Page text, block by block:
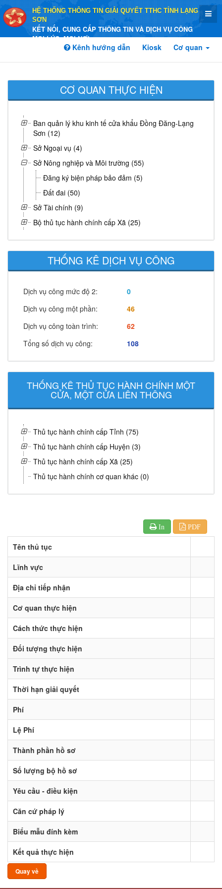
HỆ THỐNG THÔNG TIN GIẢI QUYẾT TTHC TỈNH LẠNG
SƠN
KẾT NỐI, CUNG CẤP THÔNG TIN VÀ DỊCH VỤ CÔNG
MỌI LÚC, MỌI NƠI
Kênh hướng dẫn Kiosk Cơ quan
CƠ QUAN THỰC HIỆN
Ban quản lý khu kinh tế cửa khẩu Đồng Đăng-Lạng
Sơn (12)
Sở Ngoại vụ (4)
Sở Nông nghiệp và Môi trường (55)
Đăng ký biện pháp bảo đảm (5)
Đất đai (50)
Sở Tài chính (9)
Bộ thủ tục hành chính cấp Xã (25)
THỐNG KÊ DỊCH VỤ CÔNG
Dịch vụ công mức độ 2:
0
Dịch vụ công một phần:
46
Dịch vụ công toàn trình:
62
Tổng số dịch vụ công:
108
THỐNG KÊ THỦ TỤC HÀNH CHÍNH MỘT
CỬA, MỘT CỬA LIÊN THÔNG
Thủ tục hành chính cấp Tỉnh (75)
Thủ tục hành chính cấp Huyện (3)
Thủ tục hành chính cấp Xã (25)
Thủ tục hành chính cơ quan khác (0)
In PDF
Tên thủ tục
Lĩnh vực
Địa chỉ tiếp nhận
Cơ quan thực hiện
Cách thức thực hiện
Đối tượng thực hiện
Trình tự thực hiện
Thời hạn giải quyết
Phí
Lệ Phí
Thành phần hồ sơ
Số lượng bộ hồ sơ
Yêu cầu - điều kiện
Căn cứ pháp lý
Biểu mẫu đính kèm
Kết quả thực hiện
Quay về